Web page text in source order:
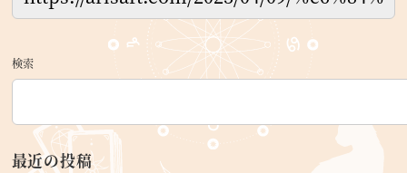
検索
最近の投稿